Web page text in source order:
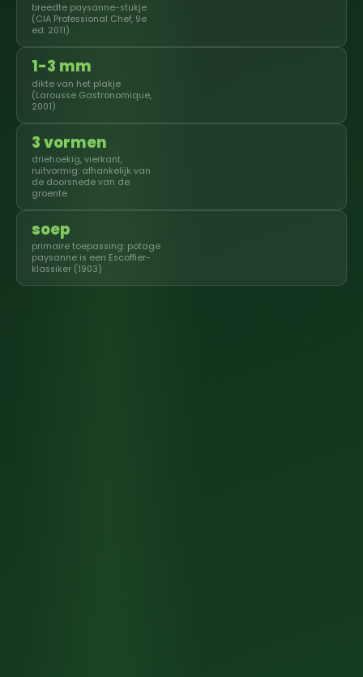
breedte paysanne-stukje
(CIA Professional Chef, 9e
ed. 2011)
1-3 mm
dikte van het plakje
(Larousse Gastronomique,
2001)
3 vormen
driehoekig, vierkant,
ruitvormig: afhankelijk van
de doorsnede van de
groente
soep
primaire toepassing: potage
paysanne is een Escoffier-
klassiker (1903)